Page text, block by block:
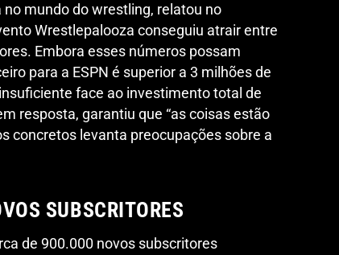
mundo do wrestling, relatou no
Wrestlepalooza conseguiu atrair entre
Embora esses números possam
para a ESPN é superior a 3 milhões de
face ao investimento total de
resposta, garantiu que “as coisas estão
concretos levanta preocupações sobre a
SUBSCRITORES
de 900.000 novos subscritores